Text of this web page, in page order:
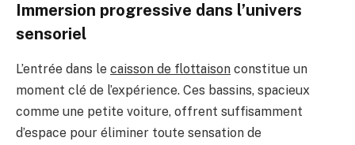
Immersion progressive dans l’univers
sensoriel
L’entrée dans le caisson de flottaison constitue un
moment clé de l’expérience. Ces bassins, spacieux
comme une petite voiture, offrent suffisamment
d’espace pour éliminer toute sensation de